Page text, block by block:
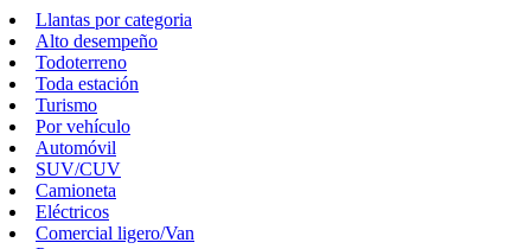
Llantas por categoria
Alto desempeño
Todoterreno
Toda estación
Turismo
Por vehículo
Automóvil
SUV/CUV
Camioneta
Eléctricos
Comercial ligero/Van